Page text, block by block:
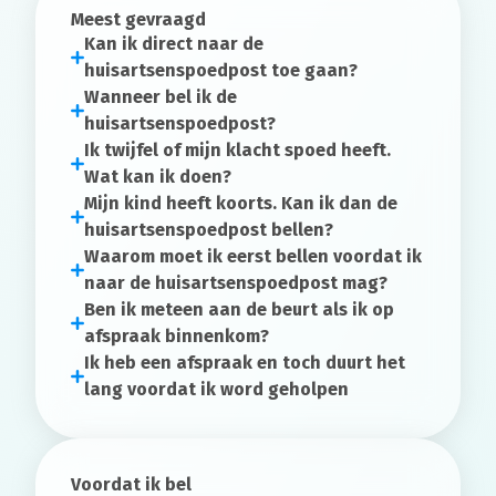
Meest gevraagd
Kan ik direct naar de
huisartsenspoedpost toe gaan?
Wanneer bel ik de
huisartsenspoedpost?
Ik twijfel of mijn klacht spoed heeft.
Wat kan ik doen?
Mijn kind heeft koorts. Kan ik dan de
huisartsenspoedpost bellen?
Waarom moet ik eerst bellen voordat ik
naar de huisartsenspoedpost mag?
Ben ik meteen aan de beurt als ik op
afspraak binnenkom?
Ik heb een afspraak en toch duurt het
lang voordat ik word geholpen
Voordat ik bel